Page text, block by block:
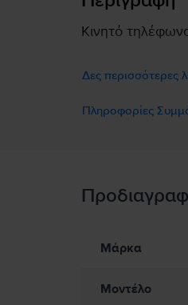
Κινητό
Δες περισσότερες
Πληροφορίες
Πληροφορίες
Προς το παρόν, δεν
Μάρκα
Μοντέλο